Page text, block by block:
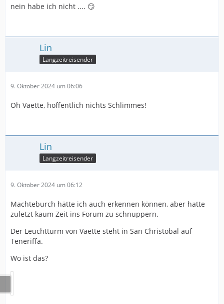
nein habe ich nicht .... 😏
Lin
Langzeitreisender
9. Oktober 2024 um 06:06
Oh Vaette, hoffentlich nichts Schlimmes!
Lin
Langzeitreisender
9. Oktober 2024 um 06:12
Machteburch hätte ich auch erkennen können, aber hatte
zuletzt kaum Zeit ins Forum zu schnuppern.
Der Leuchtturm von Vaette steht in San Christobal auf
Teneriffa.
Wo ist das?